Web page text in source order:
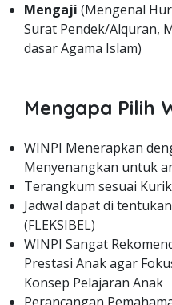
Mengaji (Mengenal
Surat Pendek/Alquran,
dasar Agama Islam)
Mengapa Pilih
WINPI Menerapkan
Menyenangkan untuk
Terangkum sesuai
Jadwal dapat di
(FLEKSIBEL)
WINPI Sangat
Prestasi Anak agar
Konsep Pelajaran Anak